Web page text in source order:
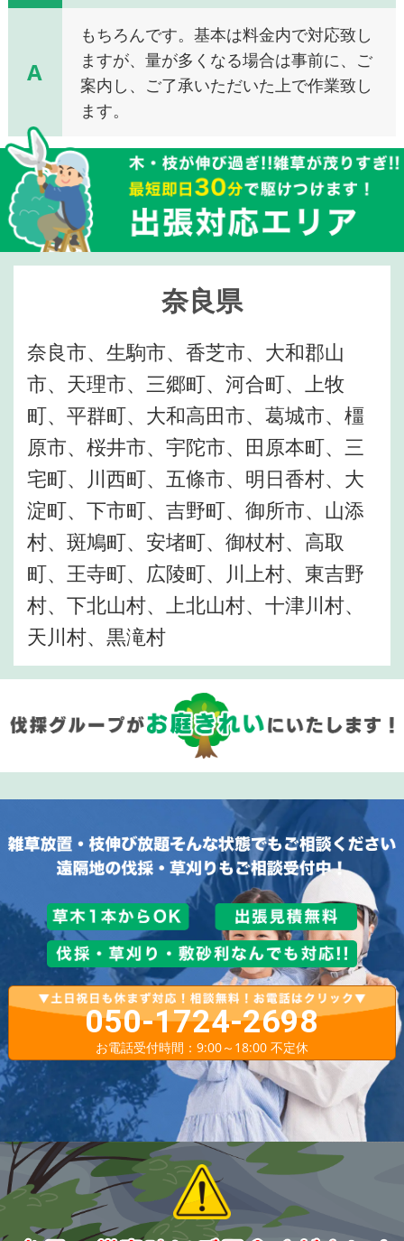
A
もちろんです。基本は料金内で対応致し
ますが、量が多くなる場合は事前に、ご
案内し、ご了承いただいた上で作業致し
ます。
奈良県
奈良市、生駒市、香芝市、大和郡山
市、天理市、三郷町、河合町、上牧
町、平群町、大和高田市、葛城市、橿
原市、桜井市、宇陀市、田原本町、三
宅町、川西町、五條市、明日香村、大
淀町、下市町、吉野町、御所市、山添
村、斑鳩町、安堵町、御杖村、高取
町、王寺町、広陵町、川上村、東吉野
村、下北山村、上北山村、十津川村、
天川村、黒滝村
050-1724-2698
お電話受付時間：9:00～18:00 不定休